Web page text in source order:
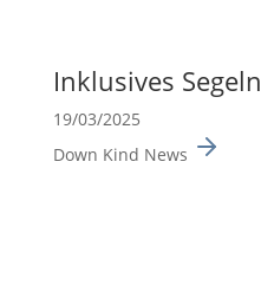
Inklu­sives Segeln
19/03/2025
Down Kind News